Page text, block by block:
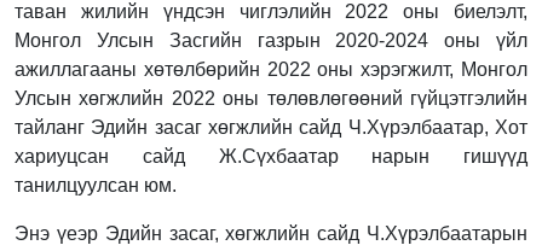
таван жилийн үндсэн чиглэлийн 2022 оны биелэлт,
Монгол Улсын Засгийн газрын 2020-2024 оны үйл
ажиллагааны хөтөлбөрийн 2022 оны хэрэгжилт, Монгол
Улсын хөгжлийн 2022 оны төлөвлөгөөний гүйцэтгэлийн
тайланг Эдийн засаг хөгжлийн сайд Ч.Хүрэлбаатар, Хот
хариуцсан сайд Ж.Сүхбаатар нарын гишүүд
танилцуулсан юм.
Энэ үеэр Эдийн засаг, хөгжлийн сайд Ч.Хүрэлбаатарын